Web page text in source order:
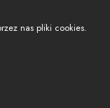
nas pliki cookies.